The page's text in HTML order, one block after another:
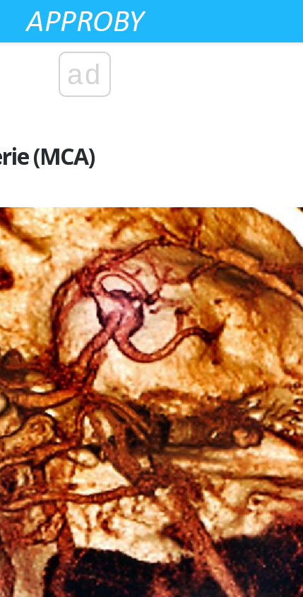
ad
(MCA)